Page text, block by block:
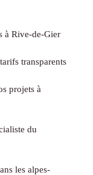
à Rive-de-Gier
transparents
projets à
du
les alpes-